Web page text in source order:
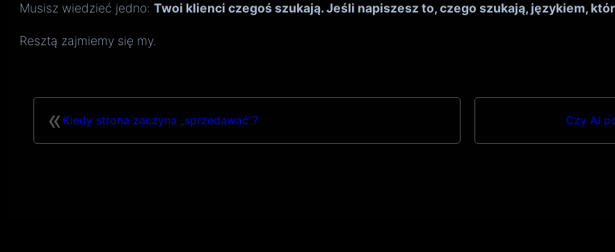
Musisz wiedzieć jedno: Twoi klienci czegoś szukają. Jeśli napiszesz to, czego szukają, językiem,
Resztą zajmiemy się my.
« Kiedy strona zaczyna „sprzedawać”? Czy AI